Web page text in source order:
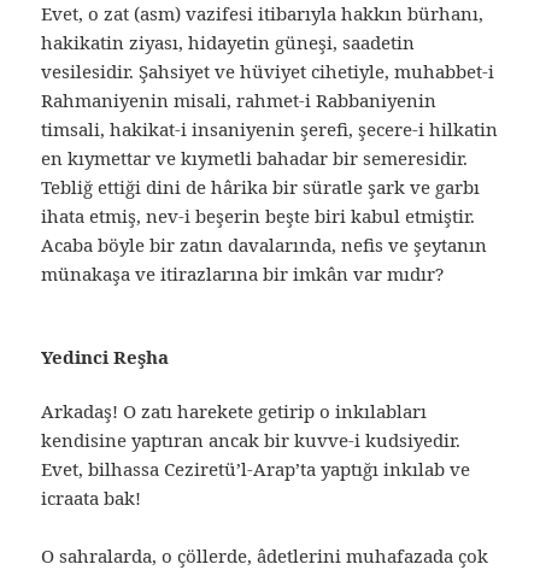
Evet, o zat (asm) vazifesi itibarıyla hakkın bürhanı,
hakikatin ziyası, hidayetin güneşi, saadetin
vesilesidir. Şahsiyet ve hüviyet cihetiyle, muhabbet-i
Rahmaniyenin misali, rahmet-i Rabbaniyenin
timsali, hakikat-i insaniyenin şerefi, şecere-i hilkatin
en kıymettar ve kıymetli bahadar bir semeresidir.
Tebliğ ettiği dini de hârika bir süratle şark ve garbı
ihata etmiş, nev-i beşerin beşte biri kabul etmiştir.
Acaba böyle bir zatın davalarında, nefis ve şeytanın
münakaşa ve itirazlarına bir imkân var mıdır?
Yedinci Reşha
Arkadaş! O zatı harekete getirip o inkılabları
kendisine yaptıran ancak bir kuvve-i kudsiyedir.
Evet, bilhassa Ceziretü’l-Arap’ta yaptığı inkılab ve
icraata bak!
O sahralarda, o çöllerde, âdetlerini muhafazada çok